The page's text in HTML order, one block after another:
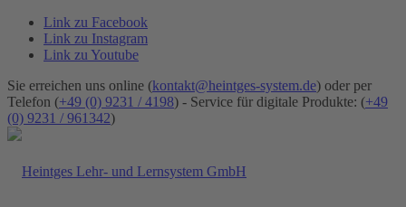
Link zu Facebook
Link zu Instagram
Link zu Youtube
Sie erreichen uns online (kontakt@heintges-system.de) oder per
Telefon (+49 (0) 9231 / 4198) - Service für digitale Produkte: (+49
(0) 9231 / 961342)